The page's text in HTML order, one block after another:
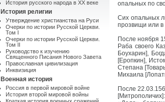
История русского народа в XX веке
История религии
Утверждение христианства на Руси
Очерки по истории Русской Церкви.
Том I
Очерки по истории Русской Церкви.
Том II
Руководство к изучению
Священного Писания Нового Завета
Православная цивилизация
Инквизиция
Военная история
Россия в первой мировой войне
История второй мировой войны
опальных по
Сих опальных
прозвищи или в
После ноября
Раба своего
Боухарин],
[Еропкин],
Степана
Михаила
После